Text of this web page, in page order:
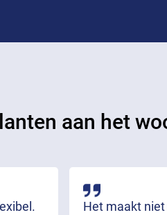
aan het
Het maakt